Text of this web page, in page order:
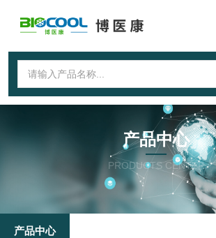
产品中心
PRODUCTS CENTER
产品中心